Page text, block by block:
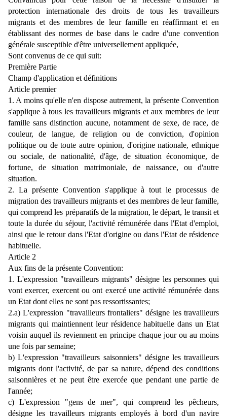
protection internationale des droits de tous les travailleurs
migrants et des membres de leur famille en réaffirmant et en
établissant des normes de base dans le cadre d'une convention
générale susceptible d'être universellement appliquée,
Sont convenus de ce qui suit:
Première Partie
Champ d'application et définitions
Article premier
1. A moins qu'elle n'en dispose autrement, la présente Convention
s'applique à tous les travailleurs migrants et aux membres de leur
famille sans distinction aucune, notamment de sexe, de race, de
couleur, de langue, de religion ou de conviction, d'opinion
politique ou de toute autre opinion, d'origine nationale, ethnique
ou sociale, de nationalité, d'âge, de situation économique, de
fortune, de situation matrimoniale, de naissance, ou d'autre
situation.
2. La présente Convention s'applique à tout le processus de
migration des travailleurs migrants et des membres de leur famille,
qui comprend les préparatifs de la migration, le départ, le transit et
toute la durée du séjour, l'activité rémunérée dans l'Etat d'emploi,
ainsi que le retour dans l'Etat d'origine ou dans l'Etat de résidence
habituelle.
Article 2
Aux fins de la présente Convention:
1. L'expression "travailleurs migrants" désigne les personnes qui
vont exercer, exercent ou ont exercé une activité rémunérée dans
un Etat dont elles ne sont pas ressortissantes;
2.a) L'expression "travailleurs frontaliers" désigne les travailleurs
migrants qui maintiennent leur résidence habituelle dans un Etat
voisin auquel ils reviennent en principe chaque jour ou au moins
une fois par semaine;
b) L'expression "travailleurs saisonniers" désigne les travailleurs
migrants dont l'activité, de par sa nature, dépend des conditions
saisonnières et ne peut être exercée que pendant une partie de
l'année;
c) L'expression "gens de mer", qui comprend les pêcheurs,
désigne les travailleurs migrants employés à bord d'un navire